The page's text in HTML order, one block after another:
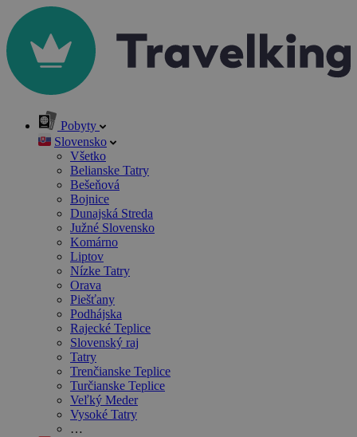
Pobyty
Slovensko
Všetko
Belianske Tatry
Bešeňová
Bojnice
Dunajská Streda
Južné Slovensko
Komárno
Liptov
Nízke Tatry
Orava
Piešťany
Podhájska
Rajecké Teplice
Slovenský raj
Tatry
Trenčianske Teplice
Turčianske Teplice
Veľký Meder
Vysoké Tatry
…